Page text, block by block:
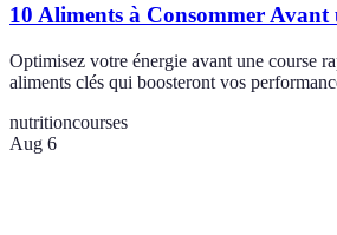
10 Aliments à Consommer Avant
Optimisez votre énergie avant une course
aliments clés qui boosteront vos
nutritioncourses
Aug 6